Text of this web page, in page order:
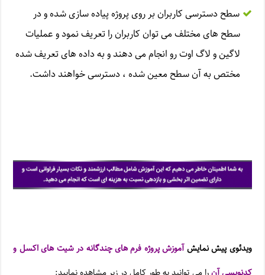
سطح دسترسی کاربران بر روی پروژه پیاده سازی شده و در
سطح های مختلف می توان کاربران را تعریف نمود و عملیات
لاگین و لاگ اوت رو انجام می دهند و به داده های تعریف شده
مختص به آن سطح معین شده ، دسترسی خواهند داشت.
ویدئوی پیش نمایشآموزش پروژه فرم های چندگانه در شیت های اکسل و